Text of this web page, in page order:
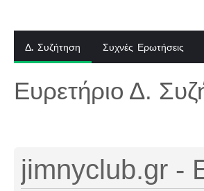
Δ. Συζήτηση Συχνές Ερωτήσεις
Ευρετήριο Δ.
jimnyclub.gr -